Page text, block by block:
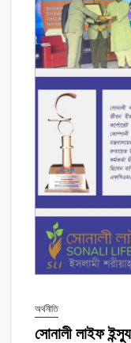
অর্থনীতি
সোনালী লাইফ